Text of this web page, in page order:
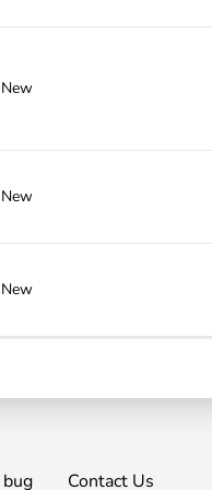
New
New
New
Contact Us